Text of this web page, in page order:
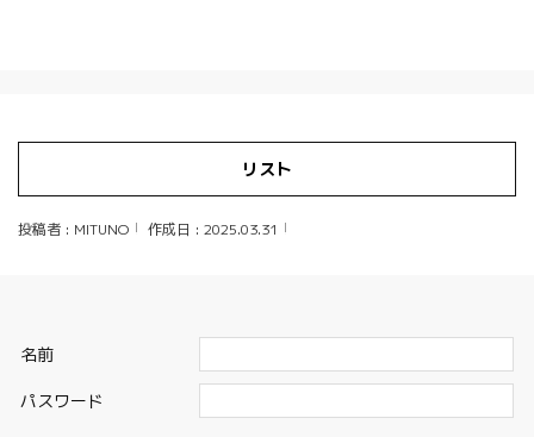
リスト
投稿者 : MITUNO 作成日 : 2025.03.31
名前
パスワード